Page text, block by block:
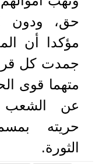
حق، ودون
مؤكدا أن
جمدت كل
متهما قوى
عن الشعب
حريته
الثورة.